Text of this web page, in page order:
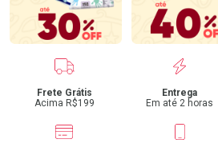
Benefícios
Frete Grátis
Acima R$199
Entrega
Em até 2 horas